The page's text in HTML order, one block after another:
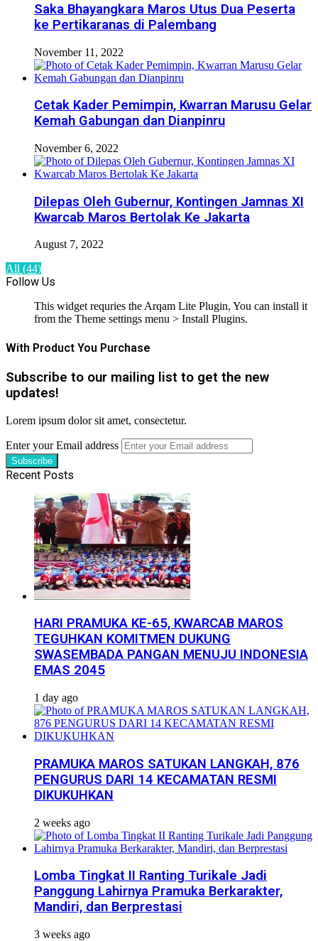
Saka Bhayangkara Maros Utus Dua Peserta
ke Pertikaranas di Palembang
November 11, 2022
Cetak Kader Pemimpin, Kwarran Marusu Gelar
Kemah Gabungan dan Dianpinru
November 6, 2022
Dilepas Oleh Gubernur, Kontingen Jamnas XI
Kwarcab Maros Bertolak Ke Jakarta
August 7, 2022
All (44)
Follow Us
This widget requries the Arqam Lite Plugin, You can install it
from the Theme settings menu > Install Plugins.
With Product You Purchase
Subscribe to our mailing list to get the new
updates!
Lorem ipsum dolor sit amet, consectetur.
Enter your Email address
Recent Posts
HARI PRAMUKA KE-65, KWARCAB MAROS
TEGUHKAN KOMITMEN DUKUNG
SWASEMBADA PANGAN MENUJU INDONESIA
EMAS 2045
1 day ago
PRAMUKA MAROS SATUKAN LANGKAH, 876
PENGURUS DARI 14 KECAMATAN RESMI
DIKUKUHKAN
2 weeks ago
Lomba Tingkat II Ranting Turikale Jadi
Panggung Lahirnya Pramuka Berkarakter,
Mandiri, dan Berprestasi
3 weeks ago